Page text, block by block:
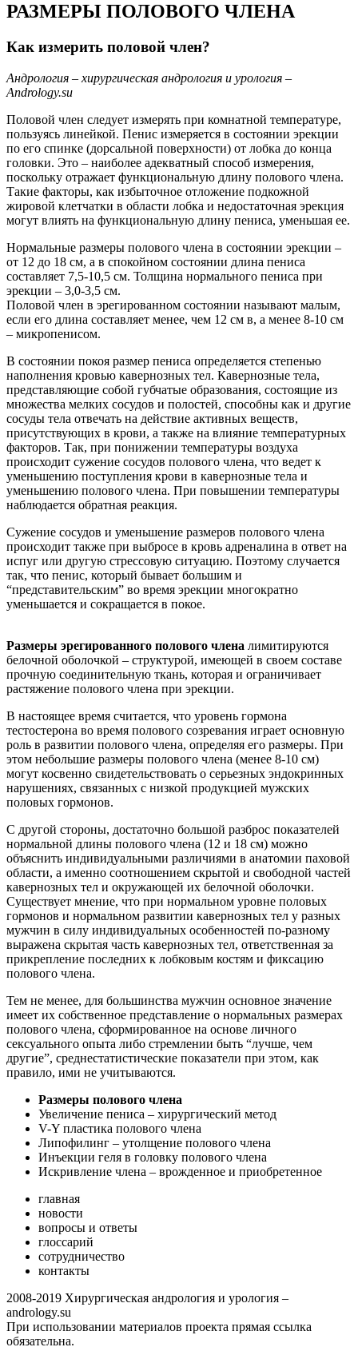
РАЗМЕРЫ ПОЛОВОГО ЧЛЕНА
Как измерить половой член?
Андрология – хирургическая андрология и урология –
Аndrology.su
Половой член следует измерять при комнатной температуре,
пользуясь линейкой. Пенис измеряется в состоянии эрекции
по его спинке (дорсальной поверхности) от лобка до конца
головки. Это – наиболее адекватный способ измерения,
поскольку отражает функциональную длину полового члена.
Такие факторы, как избыточное отложение подкожной
жировой клетчатки в области лобка и недостаточная эрекция
могут влиять на функциональную длину пениса, уменьшая ее.
Нормальные размеры полового члена в состоянии эрекции –
от 12 до 18 см, а в спокойном состоянии длина пениса
составляет 7,5-10,5 см. Толщина нормального пениса при
эрекции – 3,0-3,5 см.
Половой член в эрегированном состоянии называют малым,
если его длина составляет менее, чем 12 см в, а менее 8-10 см
– микропенисом.
В состоянии покоя размер пениса определяется степенью
наполнения кровью кавернозных тел. Кавернозные тела,
представляющие собой губчатые образования, состоящие из
множества мелких сосудов и полостей, способны как и другие
сосуды тела отвечать на действие активных веществ,
присутствующих в крови, а также на влияние температурных
факторов. Так, при понижении температуры воздуха
происходит сужение сосудов полового члена, что ведет к
уменьшению поступления крови в кавернозные тела и
уменьшению полового члена. При повышении температуры
наблюдается обратная реакция.
Сужение сосудов и уменьшение размеров полового члена
происходит также при выбросе в кровь адреналина в ответ на
испуг или другую стрессовую ситуацию. Поэтому случается
так, что пенис, который бывает большим и
“представительским” во время эрекции многократно
уменьшается и сокращается в покое.
Размеры эрегированного полового члена лимитируются
белочной оболочкой – структурой, имеющей в своем составе
прочную соединительную ткань, которая и ограничивает
растяжение полового члена при эрекции.
В настоящее время считается, что уровень гормона
тестостерона во время полового созревания играет основную
роль в развитии полового члена, определяя его размеры. При
этом небольшие размеры полового члена (менее 8-10 см)
могут косвенно свидетельствовать о серьезных эндокринных
нарушениях, связанных с низкой продукцией мужских
половых гормонов.
С другой стороны, достаточно большой разброс показателей
нормальной длины полового члена (12 и 18 см) можно
объяснить индивидуальными различиями в анатомии паховой
области, а именно соотношением скрытой и свободной частей
кавернозных тел и окружающей их белочной оболочки.
Существует мнение, что при нормальном уровне половых
гормонов и нормальном развитии кавернозных тел у разных
мужчин в силу индивидуальных особенностей по-разному
выражена скрытая часть кавернозных тел, ответственная за
прикрепление последних к лобковым костям и фиксацию
полового члена.
Тем не менее, для большинства мужчин основное значение
имеет их собственное представление о нормальных размерах
полового члена, сформированное на основе личного
сексуального опыта либо стремлении быть “лучше, чем
другие”, среднестатистические показатели при этом, как
правило, ими не учитываются.
Размеры полового члена
Увеличение пениса – хирургический метод
V-Y пластика полового члена
Липофилинг – утолщение полового члена
Инъекции геля в головку полового члена
Искривление члена – врожденное и приобретенное
главная
новости
вопросы и ответы
глоссарий
сотрудничество
контакты
2008-2019 Хирургическая андрология и урология –
andrology.su
При использовании материалов проекта прямая ссылка
обязательна.